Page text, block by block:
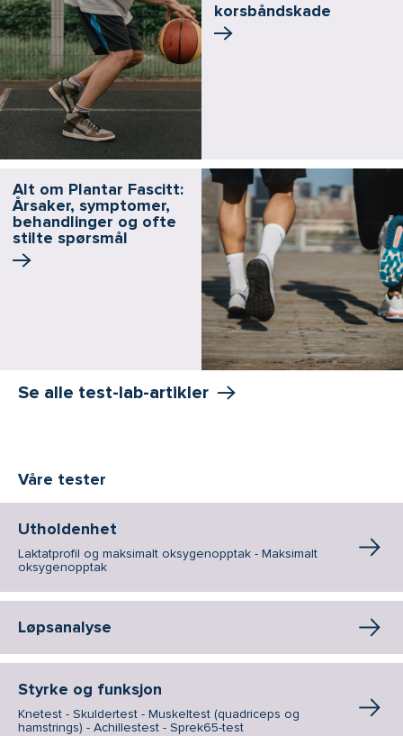
korsbånd­skade
Alt om Plantar Fascitt:
Årsaker, symptomer,
behandlinger og ofte
stilte spørsmål
Se alle test-lab-artikler
Våre tester
Utholdenhet
Laktatprofil og maksimalt oksygenopptak - Maksimalt
oksygenopptak
Løpsanalyse
Styrke og funksjon
Knetest - Skuldertest - Muskeltest (quadriceps og
hamstrings) - Achillestest - Sprek65-test